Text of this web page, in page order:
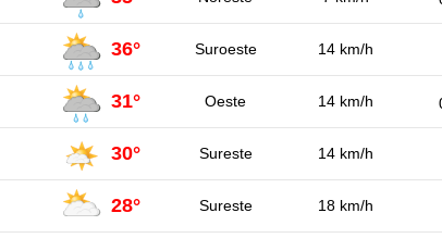
36° Suroeste 14 km/h
31° Oeste 14 km/h
30° Sureste 14 km/h
28° Sureste 18 km/h